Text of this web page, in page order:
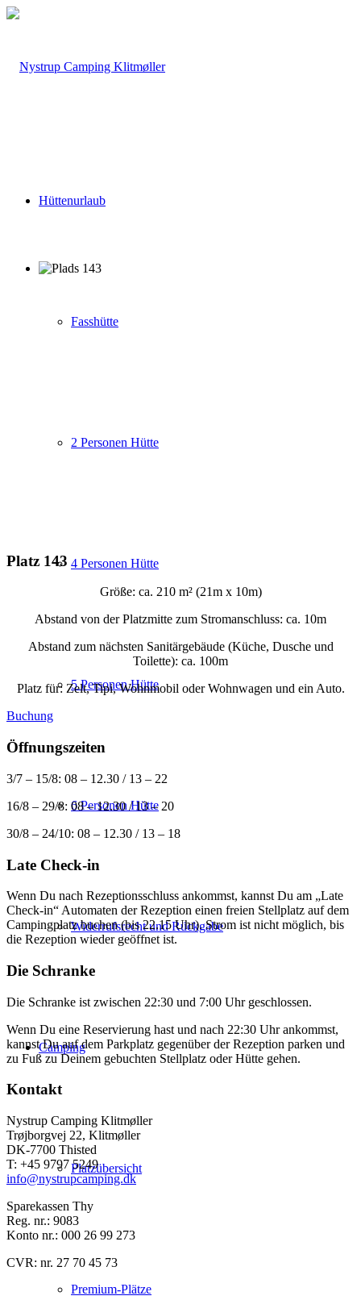
Hüttenurlaub
Fasshütte
2 Personen Hütte
4 Personen Hütte
5 Personen Hütte
6 Personen Hütte
Widerrufsrecht und Rückgabe
Camping
Platzübersicht
Premium-Plätze
Platz 143
Größe: ca. 210 m² (21m x 10m)
Abstand von der Platzmitte zum Stromanschluss: ca. 10m
Abstand zum nächsten Sanitärgebäude (Küche, Dusche und
Toilette): ca. 100m
Platz für: Zelt, Tipi, Wohnmobil oder Wohnwagen und ein Auto.
Buchung
Öffnungszeiten
3/7 – 15/8: 08 – 12.30 / 13 – 22
16/8 – 29/8: 08 – 12.30 / 13 – 20
30/8 – 24/10: 08 – 12.30 / 13 – 18
Late Check-in
Wenn Du nach Rezeptionsschluss ankommst, kannst Du am „Late
Check-in“ Automaten der Rezeption einen freien Stellplatz auf dem
Campingplatz buchen (bis 22.15 Uhr). Strom ist nicht möglich, bis
die Rezeption wieder geöffnet ist.
Die Schranke
Die Schranke ist zwischen 22:30 und 7:00 Uhr geschlossen.
Wenn Du eine Reservierung hast und nach 22:30 Uhr ankommst,
kannst Du auf dem Parkplatz gegenüber der Rezeption parken und
zu Fuß zu Deinem gebuchten Stellplatz oder Hütte gehen.
Kontakt
Nystrup Camping Klitmøller
Trøjborgvej 22, Klitmøller
DK-7700 Thisted
T: +45 9797 5249
info@nystrupcamping.dk
Sparekassen Thy
Reg. nr.: 9083
Konto nr.: 000 26 99 273
CVR: nr. 27 70 45 73